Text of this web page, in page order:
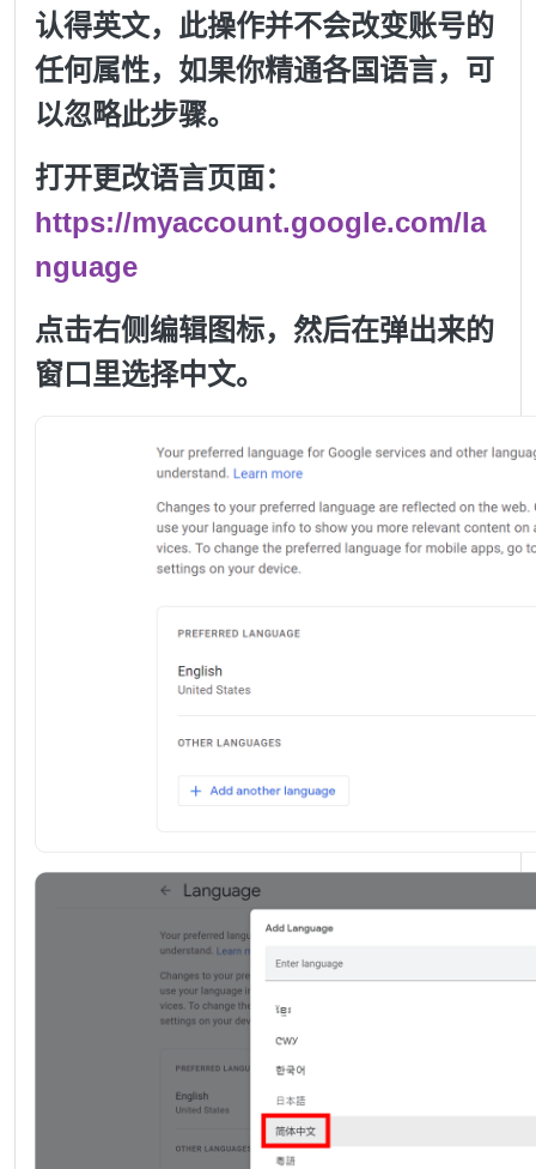
认得英文，此操作并不会改变账号的
任何属性，如果你精通各国语言，可
以忽略此步骤。
打开更改语言页面：
https://myaccount.google.com/la
nguage
点击右侧编辑图标， 然后在弹出来的
窗口里选择中文。